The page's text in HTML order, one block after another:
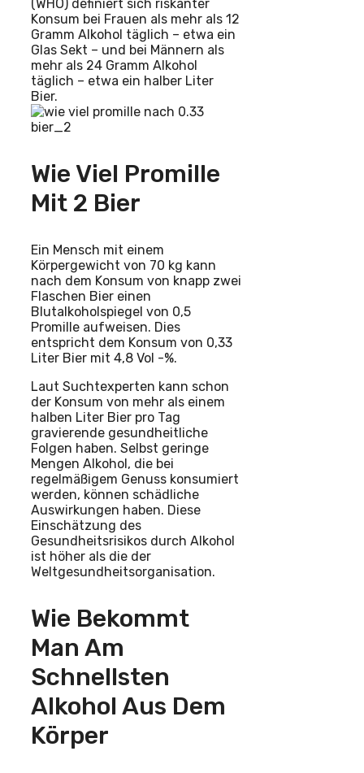
(WHO) definiert sich riskanter
Konsum bei Frauen als mehr als 12
Gramm Alkohol täglich – etwa ein
Glas Sekt – und bei Männern als
mehr als 24 Gramm Alkohol
täglich – etwa ein halber Liter
Bier.
Wie Viel Promille
Mit 2 Bier
Ein Mensch mit einem
Körpergewicht von 70 kg kann
nach dem Konsum von knapp zwei
Flaschen Bier einen
Blutalkoholspiegel von 0,5
Promille aufweisen. Dies
entspricht dem Konsum von 0,33
Liter Bier mit 4,8 Vol -%.
Laut Suchtexperten kann schon
der Konsum von mehr als einem
halben Liter Bier pro Tag
gravierende gesundheitliche
Folgen haben. Selbst geringe
Mengen Alkohol, die bei
regelmäßigem Genuss konsumiert
werden, können schädliche
Auswirkungen haben. Diese
Einschätzung des
Gesundheitsrisikos durch Alkohol
ist höher als die der
Weltgesundheitsorganisation.
Wie Bekommt
Man Am
Schnellsten
Alkohol Aus Dem
Körper